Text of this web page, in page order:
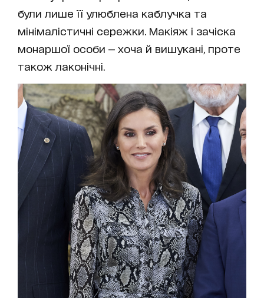
були лише її улюблена каблучка та
мінімалістичні сережки. Макіяж і зачіска
монаршої особи — хоча й вишукані, проте
також лаконічні.